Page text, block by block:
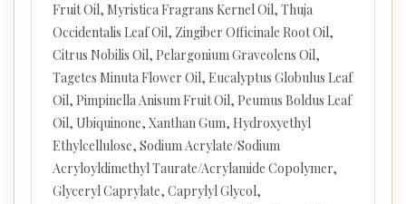
Fruit Oil, Myristica Fragrans Kernel Oil, Thuja
Occidentalis Leaf Oil, Zingiber Officinale Root Oil,
Citrus Nobilis Oil, Pelargonium Graveolens Oil,
Tagetes Minuta Flower Oil, Eucalyptus Globulus Leaf
Oil, Pimpinella Anisum Fruit Oil, Peumus Boldus Leaf
Oil, Ubiquinone, Xanthan Gum, Hydroxyethyl
Ethylcellulose, Sodium Acrylate/Sodium
Acryloyldimethyl Taurate/Acrylamide Copolymer,
Glyceryl Caprylate, Caprylyl Glycol,